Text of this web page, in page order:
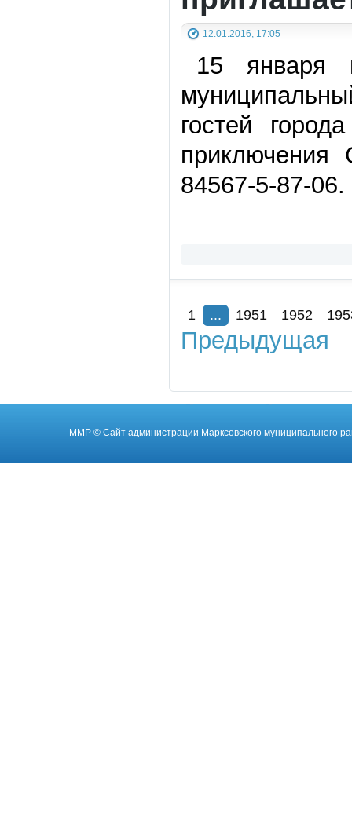
12.01.2016, 17:05
15
гостей
84567-5-87-06.
1 ... 1951 1952
Предыдущая
ММР © Cайт администрации Марксовского муниципального